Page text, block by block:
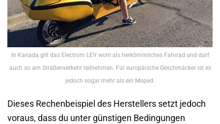
In Kanada gilt das Electrom LEV wohl als herkömmliches Fahrrad und darf
auch so am Straßenverkehr teilnehmen. Für europäische Geschmäcker ist es
jedoch sogar mehr als ein Moped.
Dieses Rechenbeispiel des Herstellers setzt jedoch
voraus, dass du unter günstigen Bedingungen